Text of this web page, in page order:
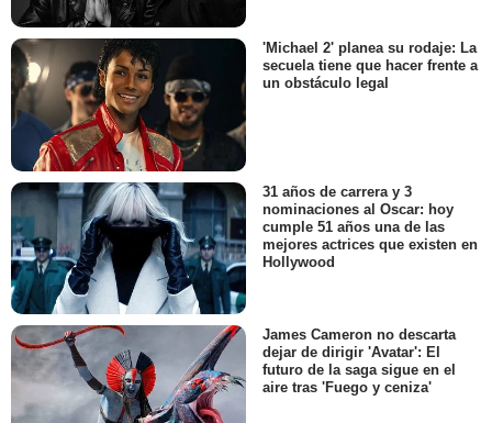
'Michael 2' planea su rodaje: La
secuela tiene que hacer frente a
un obstáculo legal
31 años de carrera y 3
nominaciones al Oscar: hoy
cumple 51 años una de las
mejores actrices que existen en
Hollywood
James Cameron no descarta
dejar de dirigir 'Avatar': El
futuro de la saga sigue en el
aire tras 'Fuego y ceniza'